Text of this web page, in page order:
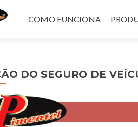
para
COMO FUNCIONA
DO SEGURO DE